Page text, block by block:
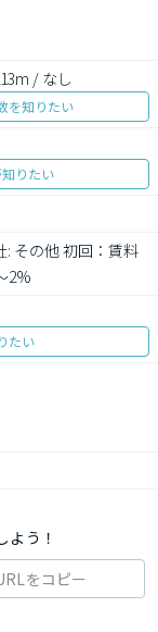
/ なし
を知りたい
りたい
: その他 初回：賃料
2%
たい
う！
をコピー